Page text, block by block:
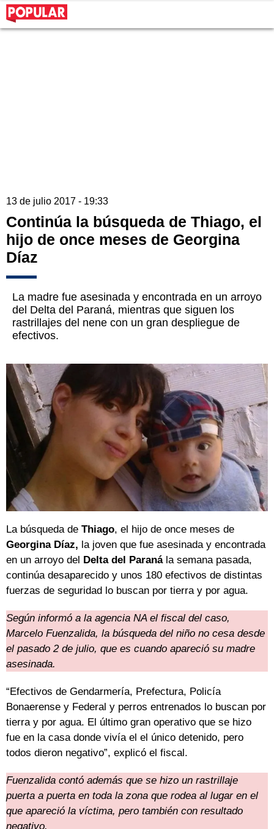
13 de julio 2017 - 19:33
Continúa la búsqueda de Thiago, el
hijo de once meses de Georgina
Díaz
La madre fue asesinada y encontrada en un arroyo
del Delta del Paraná, mientras que siguen los
rastrillajes del nene con un gran despliegue de
efectivos.
La búsqueda de Thiago, el hijo de once meses de
Georgina Díaz, la joven que fue asesinada y encontrada
en un arroyo del Delta del Paranála semana pasada,
continúa desaparecido y unos 180 efectivos de distintas
fuerzas de seguridad lo buscan por tierra y por agua.
Según informó a la agencia NA el fiscal del caso,
Marcelo Fuenzalida, la búsqueda del niño no cesa desde
el pasado 2 de julio, que es cuando apareció su madre
asesinada.
“Efectivos de Gendarmería, Prefectura, Policía
Bonaerense y Federal y perros entrenados lo buscan por
tierra y por agua. El último gran operativo que se hizo
fue en la casa donde vivía el el único detenido, pero
todos dieron negativo”, explicó el fiscal.
Fuenzalida contó además que se hizo un rastrillaje
puerta a puerta en toda la zona que rodea al lugar en el
que apareció la víctima, pero también con resultado
negativo.